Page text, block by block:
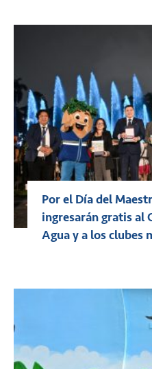
Por el Día del
ingresarán gratis al
Agua y a los clubes